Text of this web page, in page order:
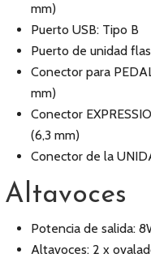
mm)
Puerto USB: Tipo B
Puerto de unidad
Conector para
mm)
Conector
(6,3 mm)
Conector de la
Altavoces
Potencia de salida:
Altavoces: 2 x